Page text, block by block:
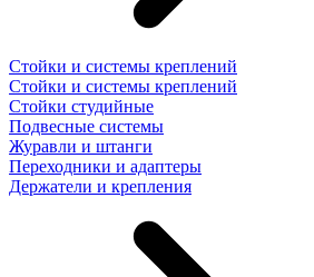
Стойки и системы креплений
Стойки и системы креплений
Стойки студийные
Подвесные системы
Журавли и штанги
Переходники и адаптеры
Держатели и крепления